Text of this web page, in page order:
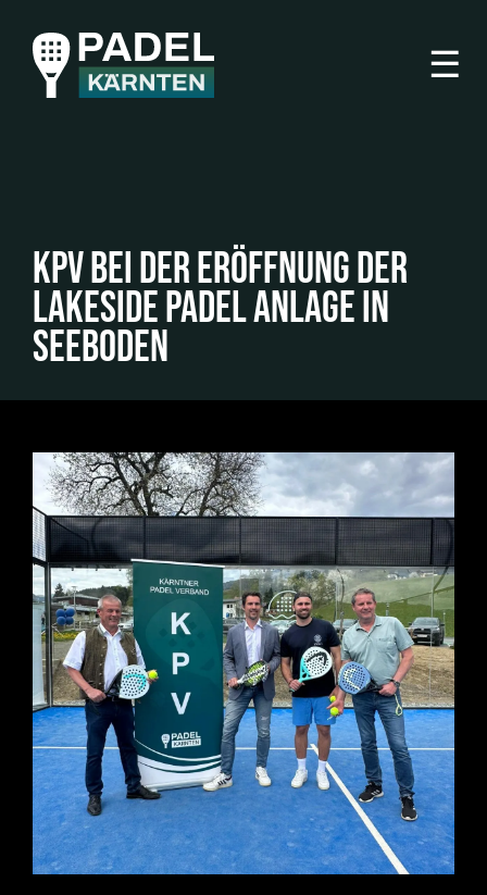
☰
KPV bei der Eröffnung der
Lakeside Padel Anlage in
Seeboden